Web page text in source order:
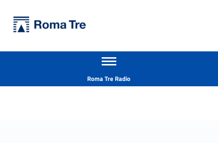
Dott.ssa SERENA DE SANTIS insegnamenti - Università Roma Tre
Apri il menu secondario
Roma Tre Radio